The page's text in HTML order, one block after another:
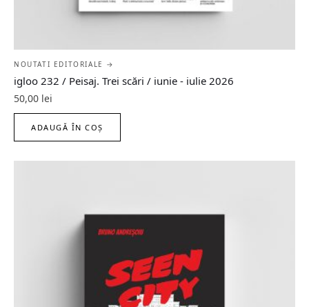
NOUTATI EDITORIALE →
igloo 232 / Peisaj. Trei scări / iunie - iulie 2026
50,00 lei
ADAUGĂ ÎN COȘ